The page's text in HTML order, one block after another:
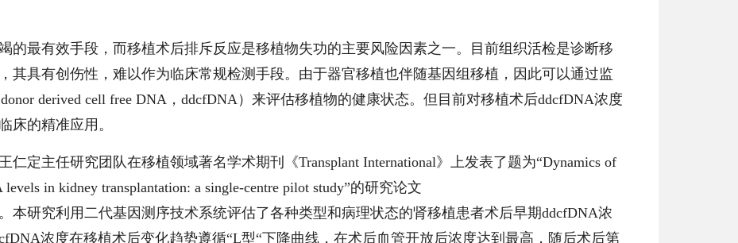
的最有效手段，而移植术后排斥反应是移植物失功的主要风险因素之一。目前组织活检是诊断移
其具有创伤性，难以作为临床常规检测手段。由于器官移植也伴随基因组移植，因此可以通过监
donor derived cell free DNA，ddcfDNA）来评估移植物的健康状态。但目前对移植术后ddcfDNA浓度
床的精准应用。
仁定主任研究团队在移植领域著名学术期刊 《Transplant International》 上发表了题为“Dynamics of
in kidney transplantation: a single-centre pilot study”的研究论文
本研究利用二代基因测序技术系统评估了各种类型和病理状态的肾移植患者术后早期ddcfDNA浓
浓度在移植术后变化趋势遵循“L型“下降曲线，在术后血管开放后浓度达到最高，随后术后第